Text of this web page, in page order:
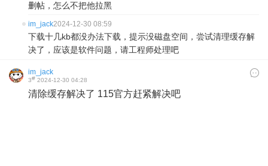
删帖，怎么不把他拉黑
im_jack2024-12-30 08:59
下载十几kb都没办法下载，提示没磁盘空间，尝试清理缓存解
决了，应该是软件问题，请工程师处理吧
im_jack
3# 2024-12-30 04:28
清除缓存解决了 115官方赶紧解决吧